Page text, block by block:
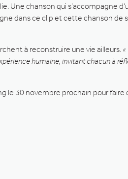
Une chanson qui s’accompagne
dans ce clip et cette chanson de
à reconstruire une vie ailleurs.
humaine, invitant chacun à
le 30 novembre prochain pour faire